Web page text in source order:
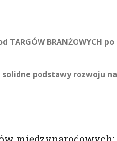
TARGÓW BRANŻOWYCH po
solidne podstawy rozwoju na